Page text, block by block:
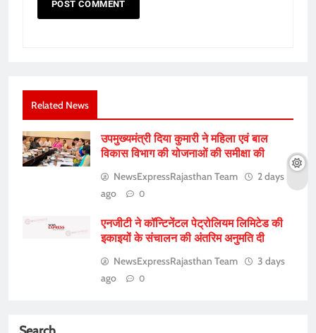
Related News
उपमुख्यमंत्री दिया कुमारी ने महिला एवं बाल
विकास विभाग की योजनाओं की समीक्षा की
NewsExpressRajasthan Team
2 days
ago
0
एनजीटी ने कॉन्टिनेंटल पेट्रोलियम लिमिटेड की
इकाइयों के संचालन की अंतरिम अनुमति दी
NewsExpressRajasthan Team
3 days
ago
0